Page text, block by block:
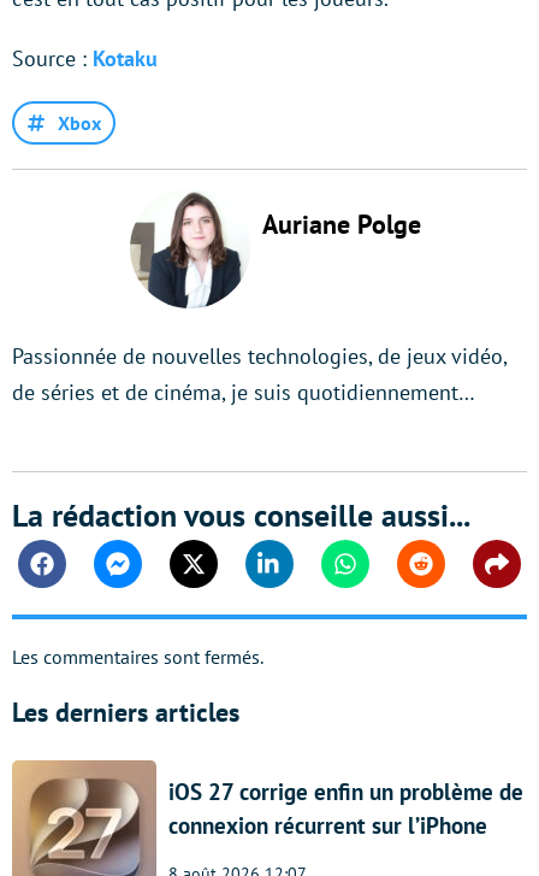
Source : Kotaku
Xbox
Auriane Polge
Passionnée de nouvelles technologies, de jeux vidéo,
de séries et de cinéma, je suis quotidiennement…
La rédaction vous conseille aussi...
FacebookMessengerTwitter Linkedin WhatsappReddit
Les commentaires sont fermés.
Les derniers articles
iOS 27 corrige enfin un problème de
connexion récurrent sur l’iPhone